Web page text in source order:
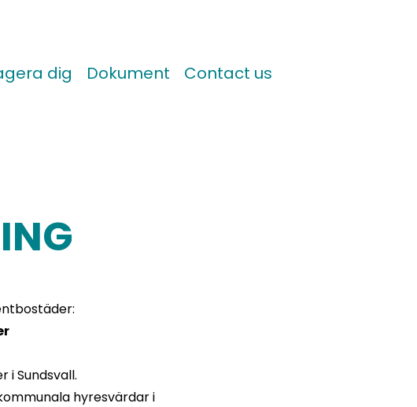
dig Dokument Contact us
Sundsvall.
hyresvärdar i